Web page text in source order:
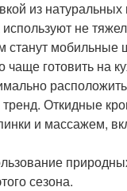
из натуральных
не
станут
чаще готовить на
Откидные
и массажем,
сезона.